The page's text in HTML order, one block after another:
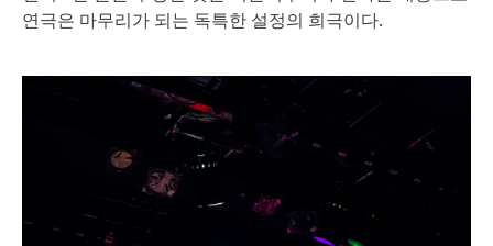
연극은 마무리가 되는 독특한 설정의 희극이다.